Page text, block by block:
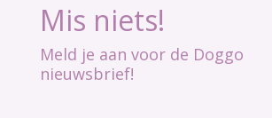
Mis niets!
Meld je aan voor de Doggo
nieuwsbrief!